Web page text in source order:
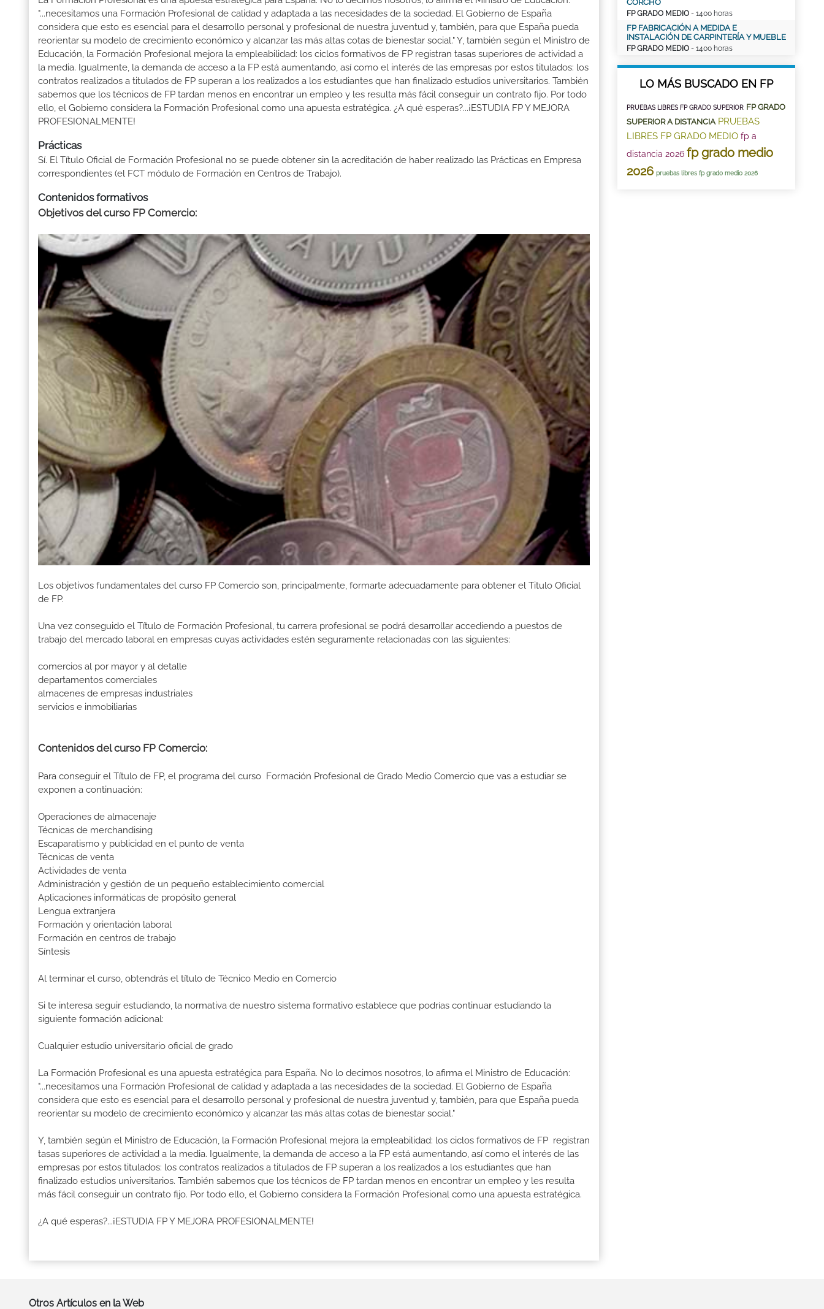
"...necesitamos una Formación Profesional de calidad y adaptada a las necesidades de la sociedad. El Gobierno de España
considera que esto es esencial para el desarrollo personal y profesional de nuestra juventud y, también, para que España pueda
reorientar su modelo de crecimiento económico y alcanzar las más altas cotas de bienestar social." Y, también según el Ministro de
Educación, la Formación Profesional mejora la empleabilidad: los ciclos formativos de FP registran tasas superiores de actividad a
la media. Igualmente, la demanda de acceso a la FP está aumentando, así como el interés de las empresas por estos titulados: los
contratos realizados a titulados de FP superan a los realizados a los estudiantes que han finalizado estudios universitarios. También
sabemos que los técnicos de FP tardan menos en encontrar un empleo y les resulta más fácil conseguir un contrato fijo. Por todo
ello, el Gobierno considera la Formación Profesional como una apuesta estratégica. ¿A qué esperas?...¡ESTUDIA FP Y MEJORA
PROFESIONALMENTE!
Prácticas
Sí. El Título Oficial de Formación Profesional no se puede obtener sin la acreditación de haber realizado las Prácticas en Empresa
correspondientes (el FCT módulo de Formación en Centros de Trabajo).
Contenidos formativos
Objetivos del curso FP Comercio:
Los objetivos fundamentales del curso FP Comercio son, principalmente, formarte adecuadamente para obtener el Titulo Oficial
de FP.
Una vez conseguido el Título de Formación Profesional, tu carrera profesional se podrá desarrollar accediendo a puestos de
trabajo del mercado laboral en empresas cuyas actividades estén seguramente relacionadas con las siguientes:
comercios al por mayor y al detalle
departamentos comerciales
almacenes de empresas industriales
servicios e inmobiliarias
Contenidos del curso FP Comercio:
Para conseguir el Título de FP, el programa del curso Formación Profesional de Grado Medio Comercio que vas a estudiar se
exponen a continuación:
Operaciones de almacenaje
Técnicas de merchandising
Escaparatismo y publicidad en el punto de venta
Técnicas de venta
Actividades de venta
Administración y gestión de un pequeño establecimiento comercial
Aplicaciones informáticas de propósito general
Lengua extranjera
Formación y orientación laboral
Formación en centros de trabajo
Síntesis
Al terminar el curso, obtendrás el título de Técnico Medio en Comercio
Si te interesa seguir estudiando, la normativa de nuestro sistema formativo establece que podrías continuar estudiando la
siguiente formación adicional:
Cualquier estudio universitario oficial de grado
La Formación Profesional es una apuesta estratégica para España. No lo decimos nosotros, lo afirma el Ministro de Educación:
"...necesitamos una Formación Profesional de calidad y adaptada a las necesidades de la sociedad. El Gobierno de España
considera que esto es esencial para el desarrollo personal y profesional de nuestra juventud y, también, para que España pueda
reorientar su modelo de crecimiento económico y alcanzar las más altas cotas de bienestar social."
Y, también según el Ministro de Educación, la Formación Profesional mejora la empleabilidad: los ciclos formativos de FP registran
tasas superiores de actividad a la media. Igualmente, la demanda de acceso a la FP está aumentando, así como el interés de las
empresas por estos titulados: los contratos realizados a titulados de FP superan a los realizados a los estudiantes que han
finalizado estudios universitarios. También sabemos que los técnicos de FP tardan menos en encontrar un empleo y les resulta
más fácil conseguir un contrato fijo. Por todo ello, el Gobierno considera la Formación Profesional como una apuesta estratégica.
¿A qué esperas?...¡ESTUDIA FP Y MEJORA PROFESIONALMENTE!
CORCHO
FP GRADO MEDIO - 1400 horas
FP FABRICACIÓN A MEDIDA E
INSTALACIÓN DE CARPINTERÍA Y MUEBLE
FP GRADO MEDIO - 1400 horas
LO MÁS BUSCADO EN FP
PRUEBAS LIBRES FP GRADO SUPERIOR FP GRADO
SUPERIOR A DISTANCIA PRUEBAS
LIBRES FP GRADO MEDIO fp a
distancia 2026 fp grado medio
2026 pruebas libres fp grado medio 2026
Otros Artículos en la Web